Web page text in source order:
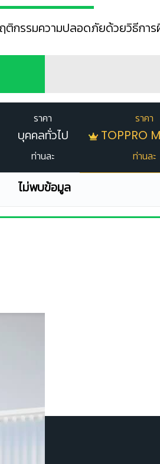
กรรมความปลอดภัยด้วยวิธีกา
ราคา
บุคคลทั่วไป
ท่านละ
ราคา
TOPPRO
ท่านละ
ไม่พบข้อมูล